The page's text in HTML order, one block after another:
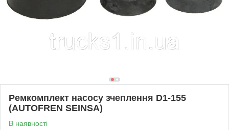
Ремкомплект насосу зчеплення D1-155
(AUTOFREN SEINSA)
В наявності